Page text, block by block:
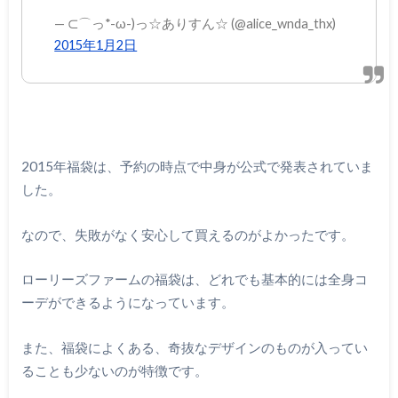
— ⊂⌒っ*-ω-)っ☆ありすん☆ (@alice_wnda_thx)
2015年1月2日
2015年福袋は、予約の時点で中身が公式で発表されていま
した。
なので、失敗がなく安心して買えるのがよかったです。
ローリーズファームの福袋は、どれでも基本的には全身コ
ーデができるようになっています。
また、福袋によくある、奇抜なデザインのものが入ってい
ることも少ないのが特徴です。